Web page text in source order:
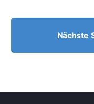
Nächste